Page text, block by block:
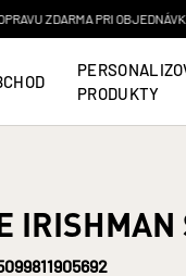
PRI OBJEDNÁVKE NAD 100
PRODUKTY
IRISHMAN